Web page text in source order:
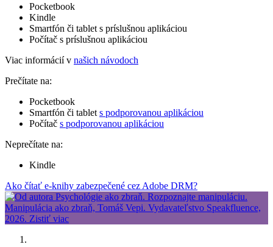
Pocketbook
Kindle
Smartfón či tablet s príslušnou aplikáciou
Počítač s príslušnou aplikáciou
Viac informácií v našich návodoch
Prečítate na:
Pocketbook
Smartfón či tablet s podporovanou aplikáciou
Počítač s podporovanou aplikáciou
Neprečítate na:
Kindle
Ako čítať e-knihy zabezpečené cez Adobe DRM?